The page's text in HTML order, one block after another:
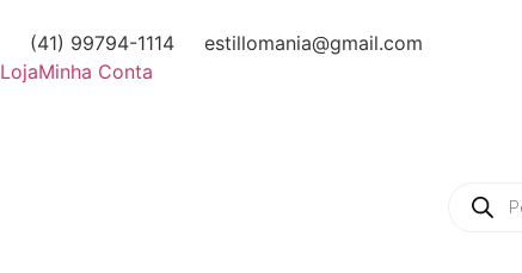
(41) 99794-1114
estillomania@gmail.com
LojaMinha Conta